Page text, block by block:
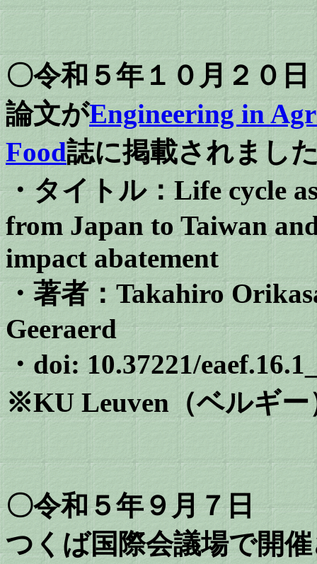
〇令和５年１０月２０日
論文がEngineering in
Food誌に掲載されまし
・タイトル：Life cycle
from Japan to Taiwan
impact abatement
・著者：Takahiro
Geeraerd
・doi: 10.37221/
※KU Leuven（ベルギ
〇令和５年９月７日
つくば国際会議場で開